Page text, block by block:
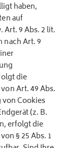
haben,
auf
Art. 9 Abs. 2 lit.
nach Art. 9
die
Art. 49 Abs.
von Cookies
(z. B.
erfolgt die
§ 25 Abs. 1